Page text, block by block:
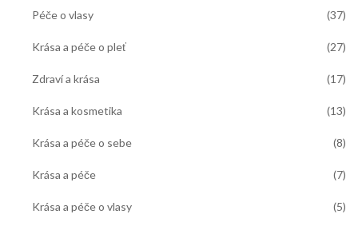
Péče o vlasy (37)
Krása a péče o pleť (27)
Zdraví a krása (17)
Krása a kosmetika (13)
Krása a péče o sebe (8)
Krása a péče (7)
Krása a péče o vlasy (5)